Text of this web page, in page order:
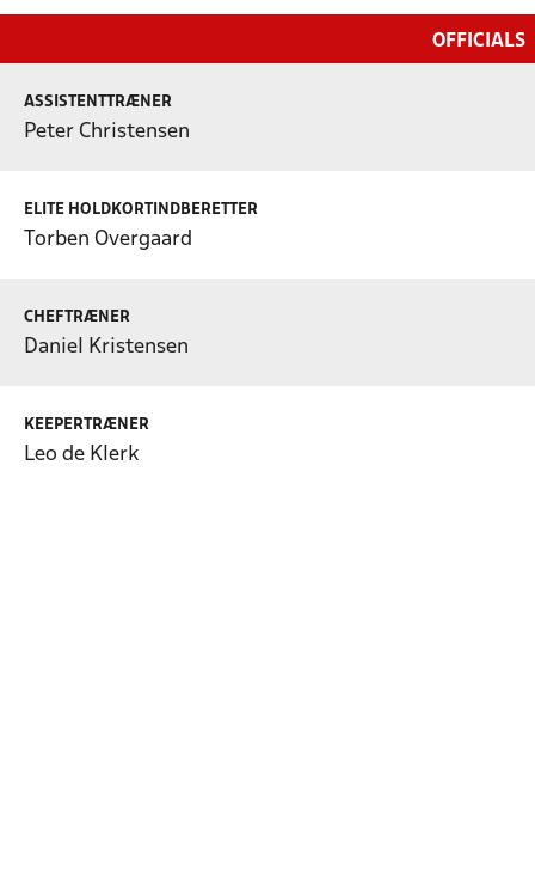
OFFICIALS
ASSISTENTTRÆNER
Peter Christensen
ELITE HOLDKORTINDBERETTER
Torben Overgaard
CHEFTRÆNER
Daniel Kristensen
KEEPERTRÆNER
Leo de Klerk